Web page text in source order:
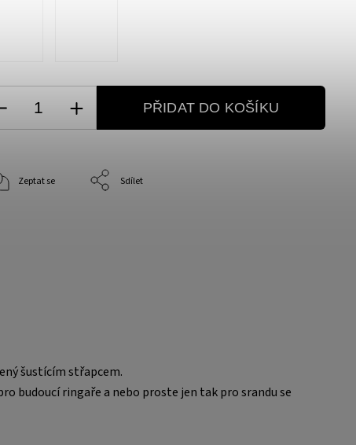
PŘIDAT DO KOŠÍKU
Zeptat se Sdílet
šustícím střapcem.
budoucí ringaře a nebo proste jen tak pro srandu se